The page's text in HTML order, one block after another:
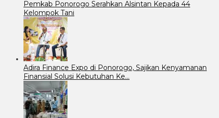
Pemkab Ponorogo Serahkan Alsintan Kepada 44
Kelompok Tani
Adira Finance Expo di Ponorogo, Sajikan Kenyamanan
Finansial Solusi Kebutuhan Ke…